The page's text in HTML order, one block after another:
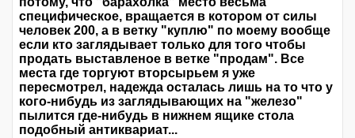
специфическое, вращается в котором от силы
человек 200, а в ветку "куплю" по моему вообще
если кто заглядывает только для того чтобы
продать выставленое в ветке "продам". Все
места где торгуют вторсырьем я уже
пересмотрел, надежда осталась лишь на то что у
кого-нибудь из заглядывающих на "железо"
пылится где-нибудь в нижнем ящике стола
подобный антиквариат...